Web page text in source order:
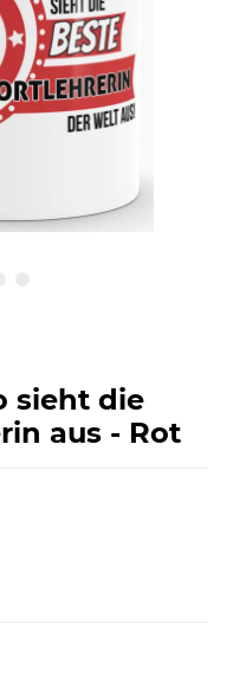
sieht die
aus - Rot